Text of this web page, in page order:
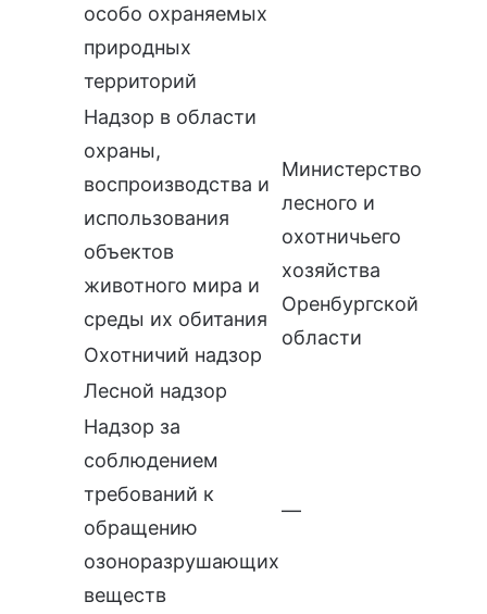
особо охраняемых
природных
территорий
Надзор в области
охраны,
воспроизводства и
использования
объектов
животного мира и
среды их обитания
Министерство
лесного и
охотничьего
хозяйства
Оренбургской
области
Охотничий надзор
Лесной надзор
Надзор за
соблюдением
требований к
обращению
озоноразрушающих
веществ
—